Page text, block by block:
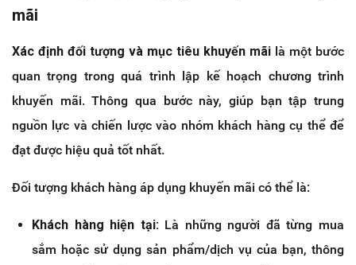
mãi
Xác định đối tượng và mục tiêu khuyến mãi là một bước
quan trọng trong quá trình lập kế hoạch chương trình
khuyến mãi. Thông qua bước này, giúp bạn tập trung
nguồn lực và chiến lược vào nhóm khách hàng cụ thể để
đạt được hiệu quả tốt nhất.
Đối tượng khách hàng áp dụng khuyến mãi có thể là:
Khách hàng hiện tại: Là những người đã từng mua
sắm hoặc sử dụng sản phẩm/dịch vụ của bạn, thông